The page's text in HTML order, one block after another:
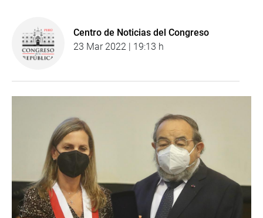
Centro de Noticias del Congreso
23 Mar 2022 | 19:13 h